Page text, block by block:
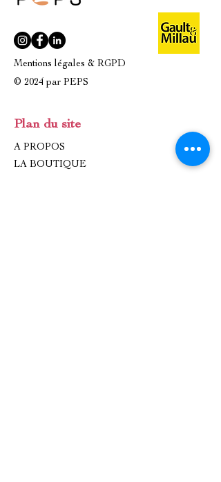
Mentions légales & RGPD
© 2024 par PEPS
Plan du site
A PROPOS
LA BOUTIQUE